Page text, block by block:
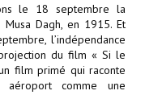
le 18 septembre la
Dagh, en 1915. Et
l’indépendance
du film « Si le
film primé qui raconte
aéroport comme une